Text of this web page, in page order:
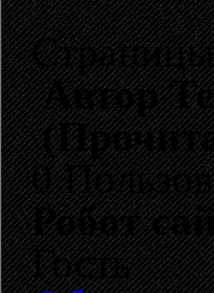
Автор
0
Робот
Гость